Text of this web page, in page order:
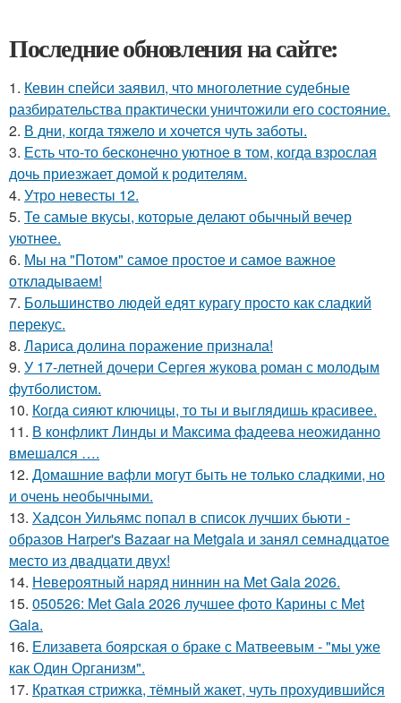
Последние обновления на сайте:
1. Кевин спейси заявил, что многолетние судебные
разбирательства практически уничтожили его состояние.
2. В дни, когда тяжело и хочется чуть заботы.
3. Есть что-то бесконечно уютное в том, когда взрослая
дочь приезжает домой к родителям.
4. Утро невесты 12.
5. Те самые вкусы, которые делают обычный вечер
уютнее.
6. Мы на "Потом" самое простое и самое важное
откладываем!
7. Большинство людей едят курагу просто как сладкий
перекус.
8. Лариса долина поражение признала!
9. У 17-летней дочери Сергея жукова роман с молодым
футболистом.
10. Когда сияют ключицы, то ты и выглядишь красивее.
11. В конфликт Линды и Максима фадеева неожиданно
вмешался ….
12. Домашние вафли могут быть не только сладкими, но
и очень необычными.
13. Хадсон Уильямс попал в список лучших бьюти -
образов Harper's Bazaar на Metgala и занял семнадцатое
место из двадцати двух!
14. Невероятный наряд ниннин на Met Gala 2026.
15. 050526: Met Gala 2026 лучшее фото Карины с Met
Gala.
16. Елизавета боярская о браке с Матвеевым - "мы уже
как Один Организм".
17. Краткая стрижка, тёмный жакет, чуть прохудившийся